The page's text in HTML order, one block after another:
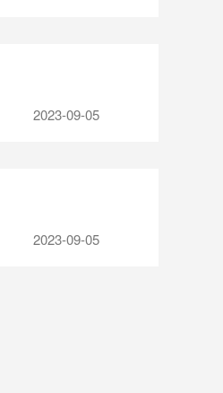
2023-09-05
2023-09-05